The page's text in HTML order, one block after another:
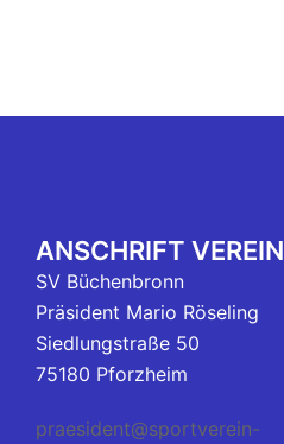
ANSCHRIFT VEREIN
SV Büchenbronn
Präsident Mario Röseling
Siedlungstraße 50
75180 Pforzheim
praesident@sportverein-